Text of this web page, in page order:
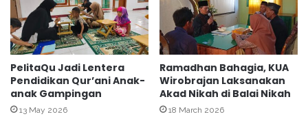
n
a
n
K
a
l
i
n
a
n
Z
I
PelitaQu Jadi Lentera
Pendidikan Qur’ani Anak-
anak Gampingan
13 May 2026
Ramadhan Bahagia, KUA
Wirobrajan Laksanakan
Akad Nikah di Balai Nikah
18 March 2026